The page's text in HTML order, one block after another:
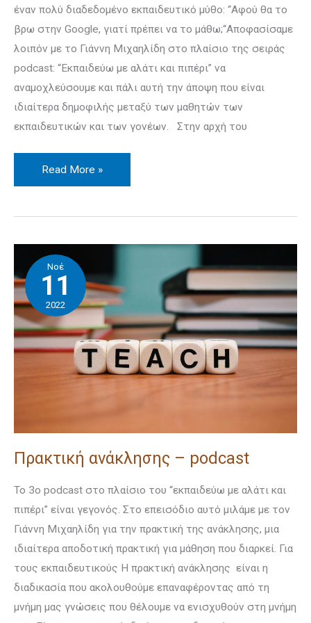
έναν πολύ διαδεδομένο εκπαιδευτικό μύθο: “Αφού θα το
βρω στην Google, γιατί πρέπει να το μάθω;“Αποφασίσαμε
λοιπόν με το Γιάννη Μιχαηλίδη στο πλαίσιο της σειράς
podcast: “Εκπαιδεύω με αλάτι και πιπέρι” να
αναμοχλεύσουμε και πάλι αυτή την άποψη που είναι
ιδιαίτερα δημοφιλής μεταξύ των μαθητών των
εκπαιδευτικών και των γονέων. Στην αρχή του
Read More »
Νοέ
11
2022
Πρακτική ανάκλησης – podcast
To 3o podcast στο πλαίσιο του “εκπαιδεύω με αλάτι και
πιπέρι” είναι γεγονός. Στο επεισόδιο αυτό μιλάμε με τον
Γιάννη Μιχαηλίδη για την πρακτική της ανάκλησης, μια
ιδιαίτερα αποδοτική πρακτική για μάθηση που διαρκεί. Για
τους εκπαιδευτικούς Η πρακτική ανάκλησης είναι η
διαδικασία που ακολουθούμε επαναφέροντας από τη
μνήμη μας γνώσεις που θέλουμε να ενισχυθούν στη μνήμη
Πρακτική
ανάκλησης
–
podcast